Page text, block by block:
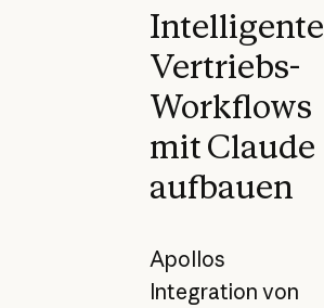
Intelligente
Vertriebs-
Workflows
mit Claude
aufbauen
Apollos
Integration von